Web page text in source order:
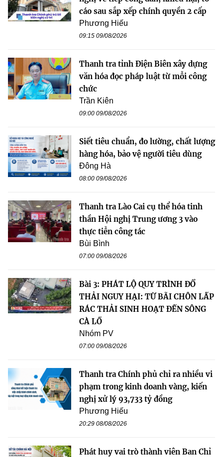
cáo sau sắp xếp chính quyền 2 cấp
Phương Hiếu
09:15 09/08/2026
Thanh tra tỉnh Điện Biên xây dựng
văn hóa đọc pháp luật từ mỗi công
chức
Trần Kiên
09:00 09/08/2026
Siết tiêu chuẩn, đo lường, chất lượng
hàng hóa, bảo vệ người tiêu dùng
Đông Hà
08:00 09/08/2026
Thanh tra Lào Cai cụ thể hóa tinh
thần Hội nghị Trung ương 3 vào
thực tiễn công tác
Bùi Bình
07:00 09/08/2026
Bài 3: PHÁT LỘ QUY TRÌNH ĐỔ
THẢI NGUY HẠI: TỪ BÃI CHÔN LẤP
RÁC THẢI SINH HOẠT ĐẾN SÔNG
CÀ LỒ
Nhóm PV
07:00 09/08/2026
Thanh tra Chính phủ chỉ ra nhiều vi
phạm trong kinh doanh vàng, kiến
nghị xử lý 93,733 tỷ đồng
Phương Hiếu
20:29 08/08/2026
Phát huy vai trò thành viên Ban Chỉ